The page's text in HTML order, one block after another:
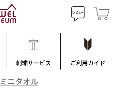
刺繍サービス ご利用ガイド
ミニタオル